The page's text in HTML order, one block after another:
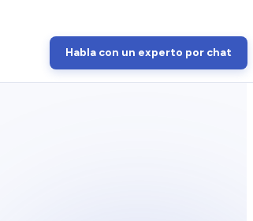
Habla con un experto por chat